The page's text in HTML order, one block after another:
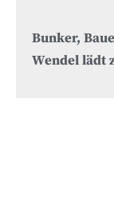
Bunker,
Wendel lädt